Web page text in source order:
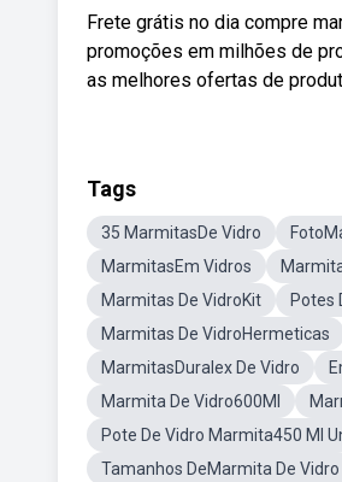
Frete grátis no dia compre
promoções em milhões de
as melhores ofertas de
Tags
35 MarmitasDe Vidro
MarmitasEm Vidros
Marmitas De VidroKit
Potes
Marmitas De VidroHermeticas
MarmitasDuralex De Vidro
Marmita De Vidro600Ml
Pote De Vidro Marmita450 Ml
Tamanhos DeMarmita De Vidro